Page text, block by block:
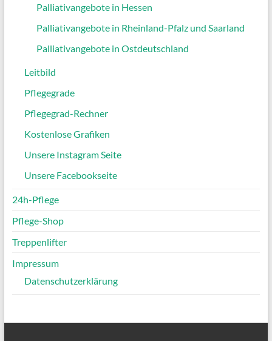
Palliativangebote in Hessen
Palliativangebote in Rheinland-Pfalz und Saarland
Palliativangebote in Ostdeutschland
Leitbild
Pflegegrade
Pflegegrad-Rechner
Kostenlose Grafiken
Unsere Instagram Seite
Unsere Facebookseite
24h-Pflege
Pflege-Shop
Treppenlifter
Impressum
Datenschutzerklärung